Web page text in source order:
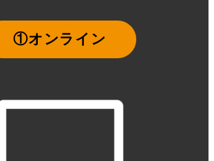
①オンライン